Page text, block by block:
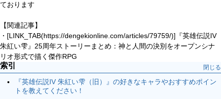
ております
【関連記事】
・[LINK_TAB(https://dengekionline.com/articles/79759/)]『英雄伝説IV
朱紅い雫』25周年ストーリーまとめ：神と人間の決別をオープンシナ
リオ形式で描く傑作RPG
索引 閉じる
『英雄伝説IV 朱紅い雫（旧）』の好きなキャラやおすすめポイン
トを教えてください！